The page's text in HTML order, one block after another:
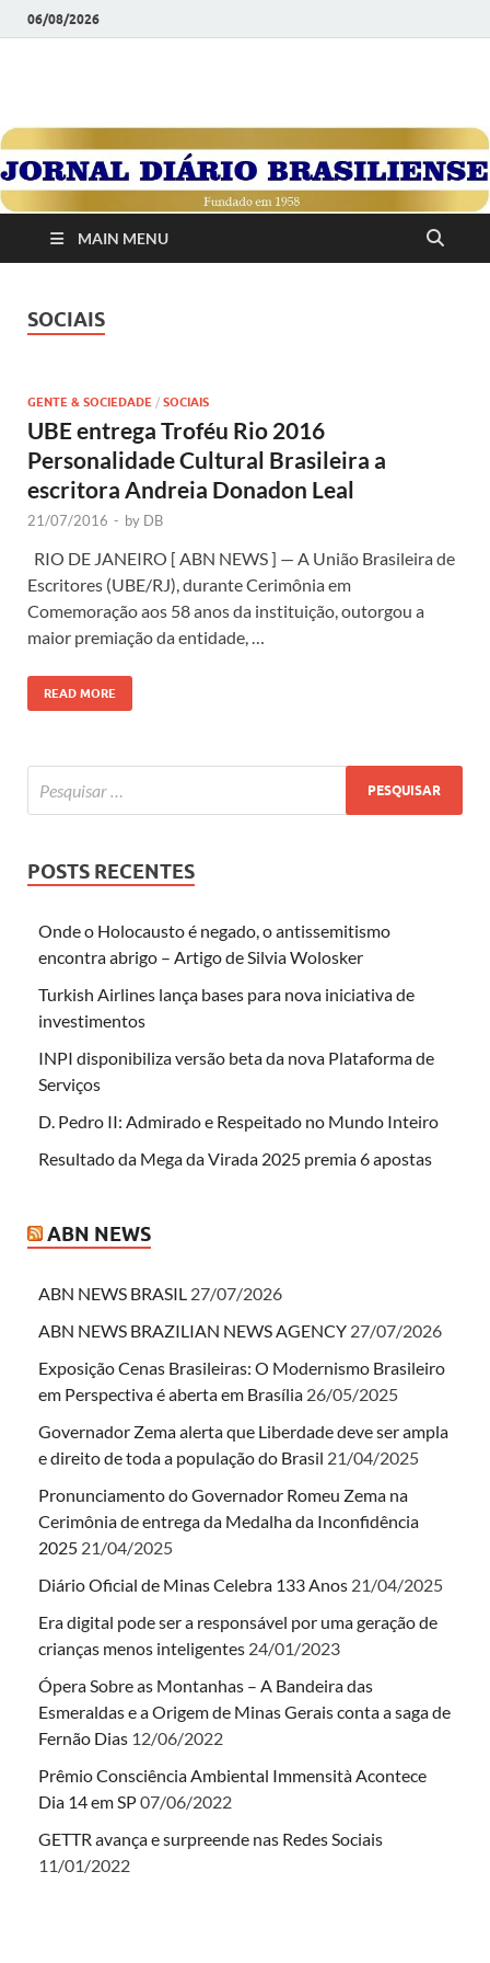
06/08/2026
JORNAL DIÁRIO
BRASILIENSE
1958
MAIN MENU
SOCIAIS
GENTE & SOCIEDADE / SOCIAIS
UBE entrega Troféu Rio 2016
Personalidade Cultural Brasileira a
escritora Andreia Donadon Leal
21/07/2016 - by DB
RIO DE JANEIRO [ ABN NEWS ] — A União Brasileira de
Escritores (UBE/RJ), durante Cerimônia em
Comemoração aos 58 anos da instituição, outorgou a
maior premiação da entidade, …
READ MORE
POSTS RECENTES
Onde o Holocausto é negado, o antissemitismo
encontra abrigo – Artigo de Silvia Wolosker
Turkish Airlines lança bases para nova iniciativa de
investimentos
INPI disponibiliza versão beta da nova Plataforma de
Serviços
D. Pedro II: Admirado e Respeitado no Mundo Inteiro
Resultado da Mega da Virada 2025 premia 6 apostas
ABN NEWS
ABN NEWS BRASIL 27/07/2026
ABN NEWS BRAZILIAN NEWS AGENCY 27/07/2026
Exposição Cenas Brasileiras: O Modernismo Brasileiro
em Perspectiva é aberta em Brasília 26/05/2025
Governador Zema alerta que Liberdade deve ser ampla
e direito de toda a população do Brasil 21/04/2025
Pronunciamento do Governador Romeu Zema na
Cerimônia de entrega da Medalha da Inconfidência
2025 21/04/2025
Diário Oficial de Minas Celebra 133 Anos 21/04/2025
Era digital pode ser a responsável por uma geração de
crianças menos inteligentes 24/01/2023
Ópera Sobre as Montanhas – A Bandeira das
Esmeraldas e a Origem de Minas Gerais conta a saga de
Fernão Dias 12/06/2022
Prêmio Consciência Ambiental Immensità Acontece
Dia 14 em SP07/06/2022
GETTR avança e surpreende nas Redes Sociais
11/01/2022